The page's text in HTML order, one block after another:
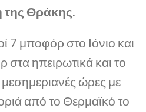
της Θράκης.
7 μποφόρ στο Ιόνιο και
στα ηπειρωτικά και το
μεσημεριανές ώρες με
από το Θερμαϊκό το